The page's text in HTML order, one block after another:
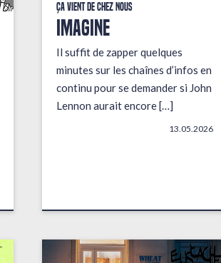
Ça vient de chez nous
IMAGINE
Il suffit de zapper quelques
minutes sur les chaînes d’infos en
continu pour se demander si John
Lennon aurait encore […]
13.05.2026